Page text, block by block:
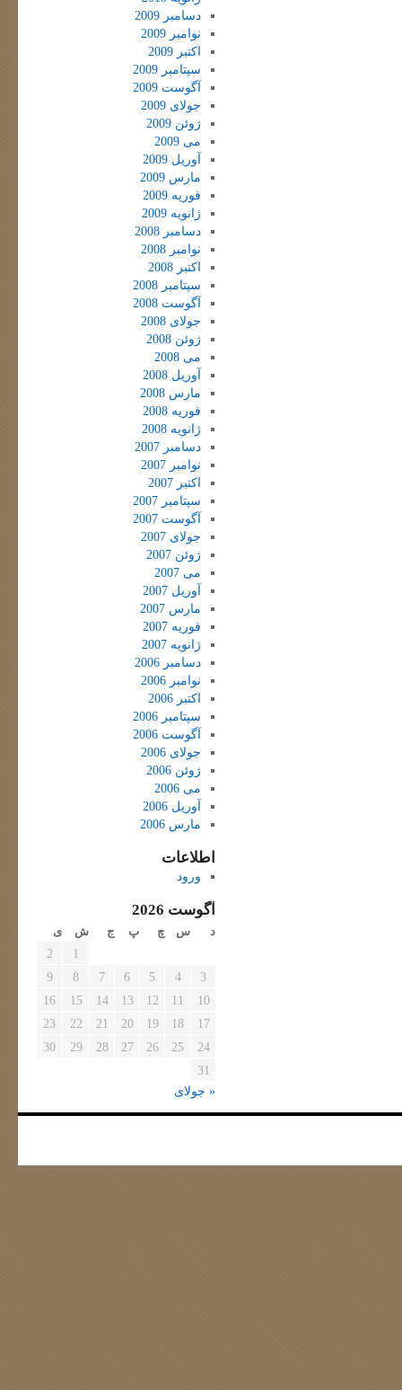
دسامبر 2009
نوامبر 2009
اکتبر 2009
سپتامبر 2009
آگوست 2009
جولای 2009
ژوئن 2009
می 2009
آوریل 2009
مارس 2009
فوریه 2009
ژانویه 2009
دسامبر 2008
نوامبر 2008
اکتبر 2008
سپتامبر 2008
آگوست 2008
جولای 2008
ژوئن 2008
می 2008
آوریل 2008
مارس 2008
فوریه 2008
ژانویه 2008
دسامبر 2007
نوامبر 2007
اکتبر 2007
سپتامبر 2007
آگوست 2007
جولای 2007
ژوئن 2007
می 2007
آوریل 2007
مارس 2007
فوریه 2007
ژانویه 2007
دسامبر 2006
نوامبر 2006
اکتبر 2006
سپتامبر 2006
آگوست 2006
جولای 2006
ژوئن 2006
می 2006
آوریل 2006
مارس 2006
اطلاعات
ورود
آگوست 2026
د س چ پ ج ش ی
1
2
3
4
5
6
7
8
9
10
11
12
13
14
15
16
17
18
19
20
21
22
23
24
25
26
27
28
29
30
31
« جولای